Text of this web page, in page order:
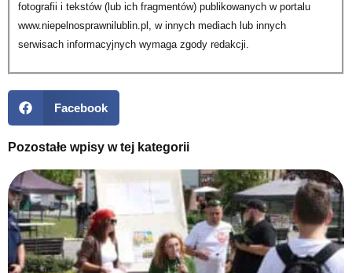
fotografii i tekstów (lub ich fragmentów) publikowanych w portalu
www.niepelnosprawnilublin.pl, w innych mediach lub innych
serwisach informacyjnych wymaga zgody redakcji.
Facebook
Pozostałe wpisy w tej kategorii